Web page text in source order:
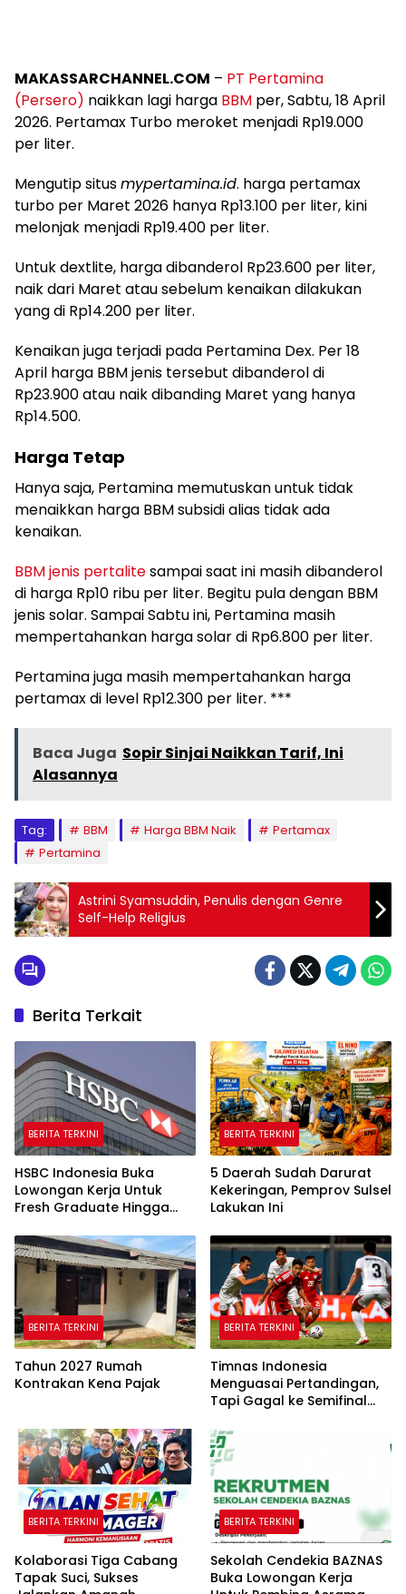
MAKASSARCHANNEL.COM – PT Pertamina
(Persero) naikkan lagi harga BBM per, Sabtu, 18 April
2026. Pertamax Turbo meroket menjadi Rp19.000
per liter.
Mengutip situsmypertamina.id. harga pertamax
turbo per Maret 2026 hanya Rp13.100 per liter, kini
melonjak menjadi Rp19.400 per liter.
Untuk dextlite, harga dibanderol Rp23.600 per liter,
naik dari Maret atau sebelum kenaikan dilakukan
yang di Rp14.200 per liter.
Kenaikan juga terjadi pada Pertamina Dex. Per 18
April harga BBM jenis tersebut dibanderol di
Rp23.900 atau naik dibanding Maret yang hanya
Rp14.500.
Harga Tetap
Hanya saja, Pertamina memutuskan untuk tidak
menaikkan harga BBM subsidi alias tidak ada
kenaikan.
BBM jenis pertalitesampai saat ini masih dibanderol
di harga Rp10 ribu per liter. Begitu pula dengan BBM
jenis solar. Sampai Sabtu ini, Pertamina masih
mempertahankan harga solar di Rp6.800 per liter.
Pertamina juga masih mempertahankan harga
pertamax di level Rp12.300 per liter. ***
Baca Juga Sopir Sinjai Naikkan Tarif, Ini
Alasannya
Tag: BBM Harga BBM Naik
Pertamax
Pertamina
Astrini Syamsuddin, Penulis dengan Genre
Self-Help Religius
Berita Terkait
BERITA TERKINI
HSBC Indonesia Buka
Lowongan Kerja Untuk
Fresh Graduate Hingga
BERITA TERKINI
5 Daerah Sudah Darurat
Kekeringan, Pemprov Sulsel
Lakukan Ini
BERITA TERKINI
Tahun 2027 Rumah
Kontrakan Kena Pajak
BERITA TERKINI
Timnas Indonesia
Menguasai Pertandingan,
Tapi Gagal ke Semifinal
BERITA TERKINI
Kolaborasi Tiga Cabang
Tapak Suci, Sukses
BERITA TERKINI
Sekolah Cendekia BAZNAS
Buka Lowongan Kerja